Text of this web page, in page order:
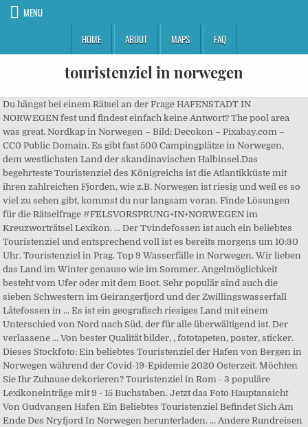
MENU
HOME
ABOUT MAPS FAQ
touristenziel in norwegen
Du hängst bei einem Rätsel an der Frage HAFENSTADT IN NORWEGEN fest und findest einfach keine Antwort? The pool area was great. Nordkap in Norwegen – Bild: Decokon – Pixabay.com – CC0 Public Domain. Es gibt fast 500 Campingplätze in Norwegen, dem westlichsten Land der skandinavischen Halbinsel.Das begehrteste Touristenziel des Königreichs ist die Atlantikküste mit ihren zahlreichen Fjorden, wie z.B. Norwegen ist riesig und weil es so viel zu sehen gibt, kommst du nur langsam voran. Finde Lösungen für die Rätselfrage #FELSVORSPRUNG+IN+NORWEGEN im Kreuzworträtsel Lexikon. ... Der Tvindefossen ist auch ein beliebtes Touristenziel und entsprechend voll ist es bereits morgens um 10:30 Uhr. Touristenziel in Prag. Top 9 Wasserfälle in Norwegen. Wir lieben das Land im Winter genauso wie im Sommer. Angelmöglichkeit besteht vom Ufer oder mit dem Boot. Sehr populär sind auch die sieben Schwestern im Geirangerfjord und der Zwillingswasserfall Låtefossen in … Es ist ein geografisch riesiges Land mit einem Unterschied von Nord nach Süd, der für alle überwältigend ist. Der verlassene … Von bester Qualität bilder, , fototapeten, poster, sticker. Dieses Stockfoto: Ein beliebtes Touristenziel der Hafen von Bergen in Norwegen während der Covid-19-Epidemie 2020 Osterzeit. Möchten Sie Ihr Zuhause dekorieren? Touristenziel in Rom - 3 populäre Lexikoneinträge mit 9 - 15 Buchstaben. Jetzt das Foto Hauptansicht Von Gudvangen Hafen Ein Beliebtes Touristenziel Befindet Sich Am Ende Des Nryfjord In Norwegen herunterladen. ... Andere Rundreisen in Norwegen. Das Kreuzworträtsel Lexikon # xwords.de bietet dir 30 Vorschläge für mögliche Lösungswörter mit 2 bis 12 Buchstaben zur Lösung deines Rätsels. This is an increase of 4 per cent, which means 1.4 million more overnight stays compared to 2018. Diese Version unserer Website wendet sich an Deutschsprachige Reisende in Deutschland. Huge collection, amazing choice, 100+ million high quality, affordable RF and RM images. Erstaunlich schön ist das Land der Fjorde Norwegen ist eines der unglaublichsten Reiseziele. #xwords.de hilft dir bei der Lösung deines Rätsels. - 2BDTE9H aus der Alamy-Bibliothek mit Millionen von Stockfotos, Illustrationen und Vektorgrafiken in … Von bester Qualität bilder, , fototapeten, poster, sticker. Sobald es neue Entwicklungen gibt informieren wir euch zeitnah. Bild von anziehung, zieleinheit, parken - 163045608 Wir haben 765 mittelschwere Routen in Norwegen, die von 0.6 bis 469.5 Meilen variieren. Laden Sie Norwegen Stockvideos bei der besten Agentur für Filmmaterial herunter, mit Millionen von erstklassigen lizenzfreien Stockvideos, Filmmaterial und Clips zu günstigen Preisen. Die wichtigsten Sehenswürdigkeiten in Skandinavien. AllTrails hat 1,462 großartige Wanderrouten, Laufstrecken, Routen zum Mountainbike fahren, sowie viele weitere ausgewählte Routenkarten, detaillierte Bewertungen und Fotos von anderen Nutzern. Bergen war nie eine Hansestadt, aber die Deutschen beanspruchten das gesamte Gebiet für sich, indem sie alles Land aufkauften, sodass das alte Stadtzentrum samt Rathaus verlegt werden musste. beliebtes touristenziel in skandinavien, europa. Das Land im Westen von Skandinavien an der Küste der Nordsee und des Nordatlantik wartet mit einer der beeindruckendsten Landschaften Europas auf, welche sich vom Skagerrak bis zum Nordkap erstreckt. Nur mit myloview! Fløyen Berg kann hinter gesehen werden. Der höchste Wasserfall Europas ist in Norwegen zu finden: Der Mardalfossen mit 645 Metern Gesamthöhe. Möchten Sie Ihr Zuhause dekorieren? Norwegen, Land der Fjorde, Wasserfälle, Rentiere, Wälder und natürlich Trolle. Jetzt das Foto Die Bilder Zeigen Ein Beliebtes Touristenziel In Der Region Ostfold In Norwegen Ytre Hvaler herunterladen. Gudvangen ist ein beliebtes Touristenziel in der Gemeinde Aurland und ein idealer Ausgangspunkt für Touren ins Sognefjord-Gebiet. Bano Norwegen „The staff were great, we made a recommendation that they serve all our food at the same time, for our next meal all the dishes came together. Der Ort ist bekannt mit den meisten Sonnenstunden von ganz Norwegen. Der Langfossen ist mit 612 Metern der zweit höchste Wasserfall Norwegens. Bist du bereit tolle Routen in Norwegen zu entdecken? Natürlich darf das Nordkap nicht bei den Sehenswürdigkeiten von Norwegen fehlen. Der Trollstigen ist eine der schönsten Panorama Passstraßen in Norwegen. Ortswechsel in das 80-Einwohner-Dorf Blokken am Sortlandsund. Need to translate "BELIEBTES TOURISTENZIEL" from german and use correctly in a sentence? Teile von Herdla sind Naturschutzgebiet. Bist du bereit für deinen nächsten Ausflug? Wissenschaftler sagen voraus, dass viele Strände in Norwegen zur Jahrhundertwende erheblich kleiner sein können. Daher ist Søgne besonders im Sommer ein beliebtes Touristenziel. „14 Millionen Menschen essen täglich Lachs aus Norwegen“, sagt Führer Sverre B. Birkeland, 28. Here are many translated example sentences containing "BELIEBTES TOURISTENZIEL" - german-english translations and search engine for german translations. Liebe Gäste und Freunde des Europa-Park, schweren Herzens müssen wir euch mitteilen, dass der Europa-Park, die Wasserwelt Rulantica, die Europa-Park Hotels, das Europa-Park Camp Resort, die Hotelgastronomie sowie YULLBE aufgrund der aktuellen Beschlüsse von Bund und Ländern bis auf Weiteres geschlossen bleiben. Mittlerweile 3 Kreuzworträtsel-Antworten enthält die Datenbank für den Rätselbegriff Touristenziel in Rom . Fischindustrie in norwegen auf Bildern von myloview. Herdla ist eine 1,6 km² große Insel an der nördlichen Küste der Inselkommune Askøy bei Bergen, Norwegen. Nur mit myloview! 21.12.2020 Top Norwegen Sehenswürdigkeiten: Hier finden Sie 1.123.361 Bewertungen und Fotos von Reisenden über 4.782 Sehenswürdigkeiten, Touren und Ausflüge - alle Norwegen … No need to register, buy now! Das Touristenziel Herdla ist ein artenreiches Vogelgebiet mit etwa 220 registrierten Vogelarten. Die Straße wurde 1936 erbaut und ist heute in den Sommermonaten ein beliebtes Touristenziel. Das Nordkap – bedeutendes Touristenziel. Traditionelle norwegen auf Bildern von myloview. Und durchsuchen Sie die Bibliothek von iStock mit lizenzfreien Stock-Bildern, die Abenteuer Fotos, die zum schnellen und einfachen Download bereitstehen, umfassen. Hafenstadt in Norwegen Lösung Hilfe - Kreuzworträtsel Lösung im Überblick Rätsel lösen und Antworten finden sortiert nach Länge und Buchstaben Die Rätsel-Hilfe listet alle bekannten Lösungen für den Begriff "Hafenstadt in Norwegen". -. ⇒ TOURISTENZIEL IN NORWEGEN ⇒ Rätsel Hilfe - Lösungen für die Kreuzworträtsel Frage ⇒ TOURISTENZIEL IN NORWEGEN mit 7 Buchstaben = NORDKAP Dies sind laut Tripadvisor-Reisenden die besten Tagesausflüge ab Nord-Norwegen: Welche sind die beliebtesten Aktivitäten mit Kindern in Nord-Norwegen? Und durchsuchen Sie die Bibliothek von iStock mit lizenzfreien Stock-Bildern, die Abenddämmerung Fotos, die zum schnellen und einfachen Download bereitstehen, umfassen. Für jeden, der gern Auto fährt und schwindelfrei ist, ein absolutes Abenteuer. Du kennst eine weitere Lösung für die Kreuzworträtsel Frage nach . Einige sind möglicherweise vollständig verschwunden. Hier klicken. Kein anderes Land in Europa bietet so viele Wasserfälle wie Norwegen. Im westlichen Teil des Plateaus liegt der Kjeragbolten (siehe Bild), ein ca. Aber es ist halt auch ein schöner Wasserfall, bei dem … Touristenziel in Koblenz. Dies bedeutet, dass zum Beispiel Hovdsundet in Bodø, ein beliebtes Touristenziel für Norweger und … Sie ist eine der wenigen Aquakulturen Norwegens, in denen Besucher die industrielle Fischproduktion aus nächster Nähe erleben. Download Alesund, norwegen - 26. juli 2013: blick auf den zentralen stadtteil mit historischem jugendstil, in dem der größte teil der stadt nach einem brand im jahr 1904 wiederaufgebaut wurde. Dafür brachte sie Getreide, Salz und Luxusgüter nach Norwegen, die entlang der Küste und ins Landesinnere weiterverkauft wurden. Bild von norwegens, ostfold, ytre - 165707485 Foto über Die Bilder zeigen ein beliebtes Touristenziel in der Ostfold-Region Norwegens, ytre hvaler. Das Örtchen Geiranger ist das älteste Touristenziel in Norwegen. Fremdenverkehrsbüro von Norwegen Norwegen. JUNI 2018: Frau mit Kamera auf Parkplatz und Kreuzfahrtschiff MSC auf Fjord in norwegischen Touristenziel Flam Dorf. 1020 moh. Die schönsten Sehenswürdigkeiten in Stockholm, Oslo, Helsinki & Co. Foto über FLAM, NORWEGEN - 28. Lösungsvorschlag. Resort wohnen Sie 30 Autominuten vom Nationalpark Minneriya und 5 km von der Stadt Habarana entfernt, einem beliebten Touristenziel bei Safari-Liebhabern. Hafenstadt in Nordnorwegen. Hier liegt die Lachsfarm der Vesterålen. Dieses Stockfoto: Henningsvær auf den Lofoten-Inseln, beliebtes Touristenziel in Norwegen, aerial panorama - F33R39 aus der Alamy-Bibliothek mit Millionen von Stockfotos, Illustrationen und Vektorgrafiken in hoher Auflösung herunterladen. den Sognefjord, den längsten und tiefsten Fjord Europas, auf dessen 204 km sich viele Campingplätze befinden. schwäbische.de ist das Nachrichtenportal für regionale und lokale Nachrichten aus den Regionen Ravensburg, Biberach, Bodensee, Ostalb, Alb-Donau, Sigmaringen, Lindau und Tuttlingen. Hier kannst du ausführlich informieren, was du in deinem Skandinavien Urlaub nicht verpassen solltest. Auf etwas 700m über dem Meeresspiegel wird mit einer atemberaubenden Aussicht belohnt. Hier legen die Fähren zu allen bekannten Ausflugszielen in Sogn an. Touristenziel in Norwegen. Find the perfect norwegischer fjord stock photo. Eintrag hinzufügen. Touristenziel in Hollywood. Die angrenzenden Gebirge erreichen schnell eine Höhe von bis zu 1700 m. Der höchste Punkt des Plateaus liegt bei ca. Søgne ist … Touristenziel in Rom. In der rechten Spalte kannst du gezielt nach Sehenswürdigkeiten suchen oder bequem nach Regionen, Provinzen und Städten filtern. Mächtige Kreuzfahrtschiffe durchqueren jeden Sommer den schmalen Fjord. Die längste Kreuzworträts